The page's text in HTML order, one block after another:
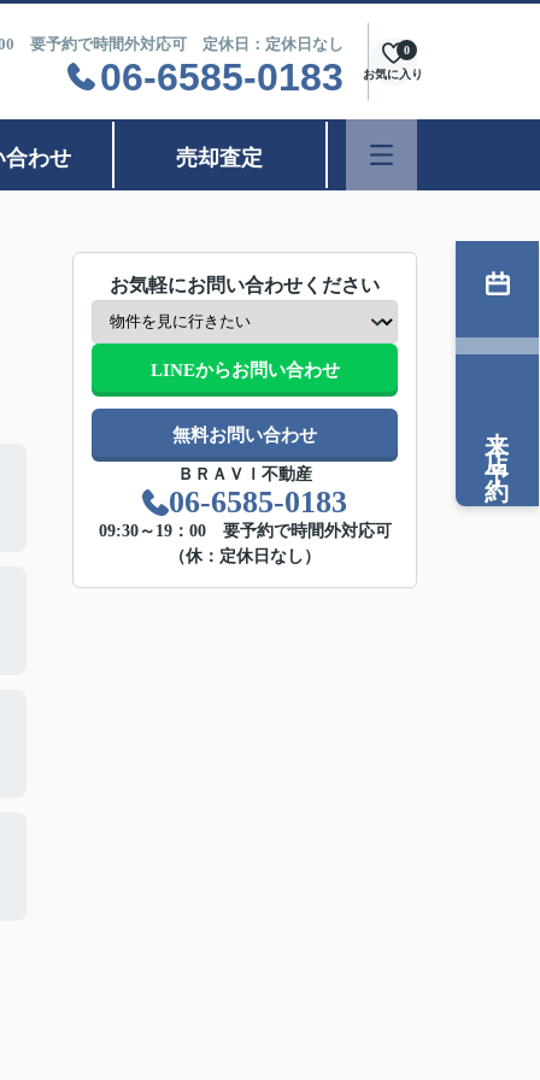
要予約で時間外対応可 定休日：定休日なし
06-6585-0183 お気に入り
0
合わせ 売却査定
お気軽にお問い合わせください
LINEからお問い合わせ
無料お問い合わせ
ＢＲＡＶＩ不動産
06-6585-0183
09:30～19：00 要予約で時間外対応可
（休：定休日なし）
来店予約